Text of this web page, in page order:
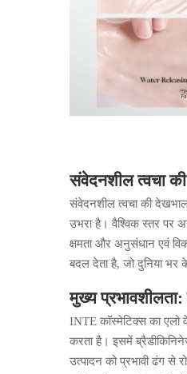
संवेदनशील त्वचा
संवेदनशील त्वचा की
उभरा है। वैश्विक स्तर पर
क्षमता और अनुसंधान एवं
बदल देता है, जो दुनिया भर
मुख्य
INTE कॉस्मेटिक्स का एलो
करता है। इसमें
उत्पादन को प्रभावी ढंग